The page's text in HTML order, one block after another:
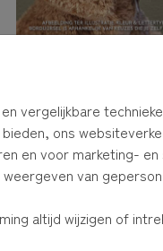
vergelijkbare
ons
en voor marketing- en
van
altijd wijzigen of